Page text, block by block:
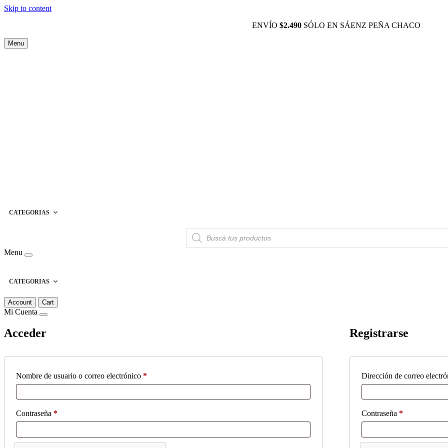
Skip to content
ENVÍO $2.490 SÓLO EN SÁENZ PEÑA CHACO
Menu
CATEGORIAS
Búsqueda
de
productos
Menu
CATEGORIAS
Account Cart
Mi Cuenta
Acceder
Nombre de usuario o correo electrónico *Obligatorio
Contraseña *Obligatorio
Registrarse
Dirección de correo
Contraseña *Obligatorio